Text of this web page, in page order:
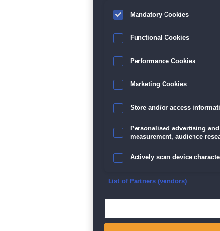
Mandatory Cookies
Functional Cookies
Performance Cookies
Marketing Cookies
Store and/or access
Personalised advertising
measurement, audience
Actively scan device
Ensure security, prevent
List of Partners (vendors)